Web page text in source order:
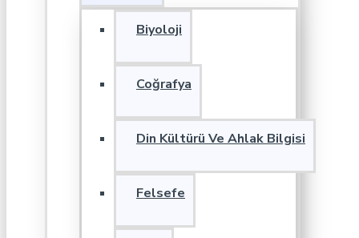
Biyoloji
Coğrafya
Din Kültürü Ve Ahlak Bilgisi
Felsefe